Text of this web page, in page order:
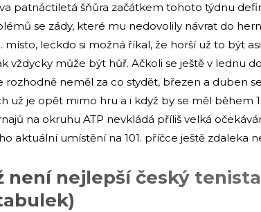
patnáctiletá šňůra začátkem tohoto týdnu
se zády, které mu nedovolily návrat do
leckdo si možná říkal, že horší už to být
vždycky může být hůř. Ačkoli se ještě v lednu
rozhodně neměl za co stydět, březen a duben
už je opět mimo hru a i když by se měl během
na okruhu ATP nevkládá příliš velká
aktuální umístění na 101. příčce ještě zdaleka
není nejlepší český